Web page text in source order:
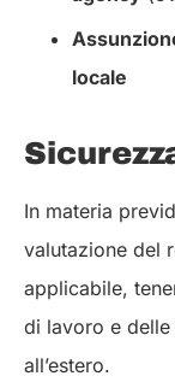
locale
In materia
valutazione del
applicabile,
di lavoro e delle
all’estero.